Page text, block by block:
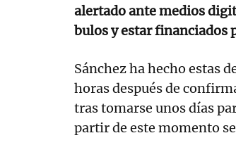
alertado ante medios
bulos y estar financiados
Sánchez ha hecho estas
horas después de
tras tomarse unos días
partir de este momento